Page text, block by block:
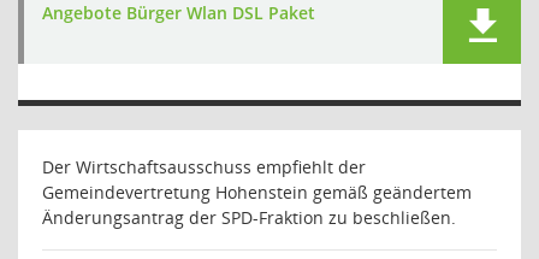
Angebote Bürger Wlan DSL Paket
Der Wirtschaftsausschuss empfiehlt der
Gemeindevertretung Hohenstein gemäß geändertem
Änderungsantrag der SPD-Fraktion zu beschließen.